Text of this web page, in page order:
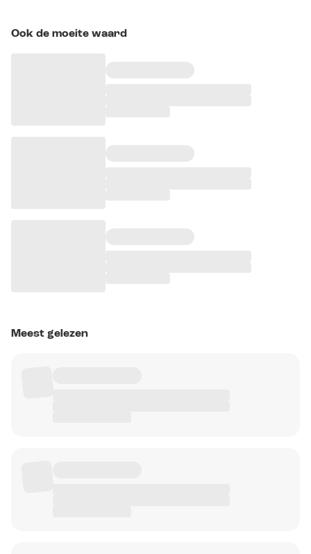
Ook de moeite waard
Meest gelezen